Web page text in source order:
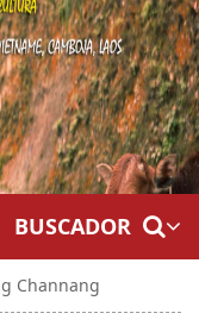
BUSCADOR
Channang